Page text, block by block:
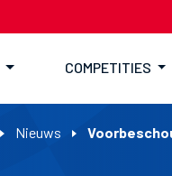
COMPETITIES
Nieuws